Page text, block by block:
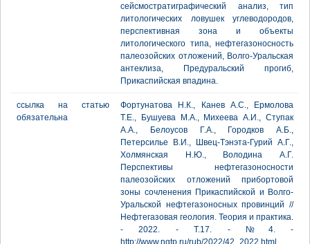
сейсмостратиграфический анализ, тип
литологических ловушек углеводородов,
перспективная зона и объекты
литологического типа, нефтегазоносность
палеозойских отложений, Волго-Уральская
антеклиза, Предуральский прогиб,
Прикаспийская впадина.
ссылка на статью
обязательна
Фортунатова Н.К., Канев А.С., Ермолова
Т.Е., Бушуева М.А., Михеева А.И., Ступак
А.А., Белоусов Г.А., Городков А.Б.,
Петерсилье В.И., Швец-Тэнэта-Гурий А.Г.,
Холмянская Н.Ю., Володина А.Г.
Перспективы нефтегазоносности
палеозойских отложений прибортовой
зоны сочленения Прикаспийской и Волго-
Уральской нефтегазоносных провинций //
Нефтегазовая геология. Теория и практика.
- 2022. - Т.17. - №4. -
http://www.ngtp.ru/rub/2022/42_2022.html